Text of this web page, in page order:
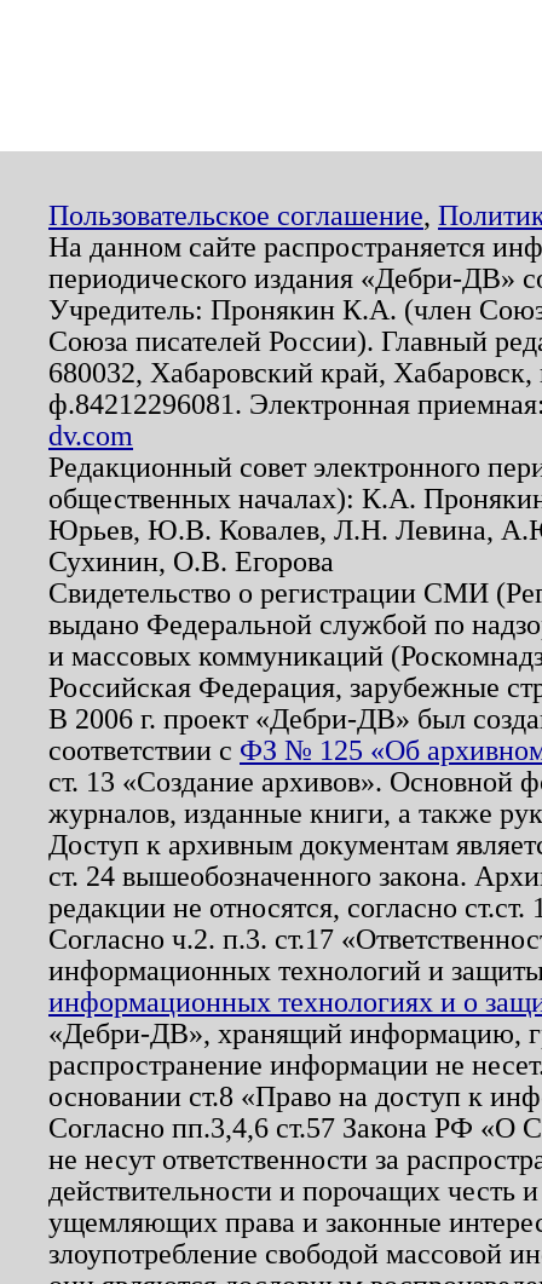
Пользовательское соглашение,
На данном сайте распространяется
периодического издания «Дебри-ДВ»
Учредитель: Пронякин К.А. (член
Союза писателей России). Главный
680032, Хабаровский край,
ф.84212296081. Электронная
dv.com
Редакционный совет электронного
общественных началах): К.А.
Юрьев, Ю.В. Ковалев, Л.Н. Левина,
Сухинин, О.В. Егорова
Свидетельство о регистрации СМИ
выдано Федеральной службой по
и массовых коммуникаций
Российская Федерация, зарубежные
В 2006 г. проект «Дебри-ДВ» был
соответствии с ФЗ № 125 «Об
ст. 13 «Создание архивов». Основной
журналов, изданные книги, а также
Доступ к архивным документам
ст. 24 вышеобозначенного закона.
редакции не относятся, согласно
Согласно ч.2. п.3. ст.17
информационных технологий и
информационных технологиях и о
«Дебри-ДВ», хранящий информацию,
распространение информации не
основании ст.8 «Право на доступ к
Согласно пп.3,4,6 ст.57 Закона РФ «О
не несут ответственности за
действительности и порочащих честь
ущемляющих права и законные
злоупотребление свободой массовой